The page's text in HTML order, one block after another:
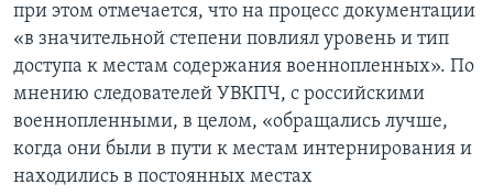
при этом отмечается, что на процесс документации
«в значительной степени повлиял уровень и тип
доступа к местам содержания военнопленных». По
мнению следователей УВКПЧ, с российскими
военнопленными, в целом, «обращались лучше,
когда они были в пути к местам интернирования и
находились в постоянных местах